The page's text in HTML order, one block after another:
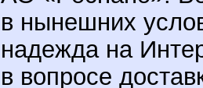
в нынешних
надежда на
в вопросе